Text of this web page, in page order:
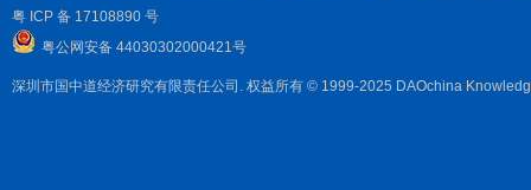
粤 ICP 备 17108890 号
粤公网安备 44030302000421号
深圳市国中道经济研究有限责任公司. 权益所有 © 1999-2025 DAOchina